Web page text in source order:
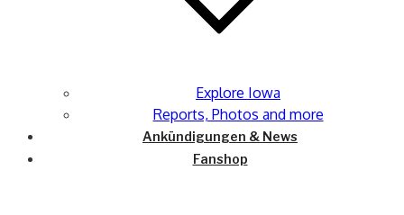
Explore Iowa
Reports, Photos and more
Ankündigungen & News
Fanshop